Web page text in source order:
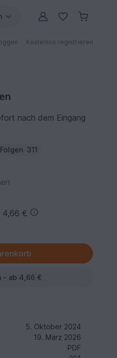
Kostenlos registrieren
nach dem Eingang
Folgen 311
4,66 €
- ab 4,66 €
5. Oktober 2024
19. März 2026
PDF